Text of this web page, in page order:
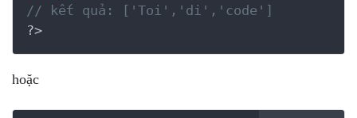
// kết quả: ['Toi','di','code']
?>
hoặc